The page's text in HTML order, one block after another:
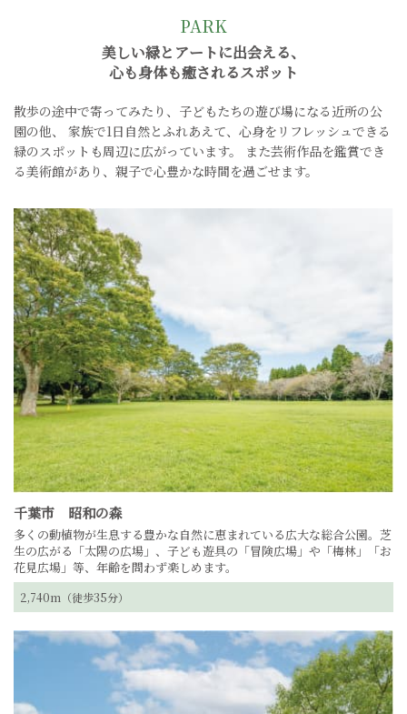
PARK
美しい緑とアートに出会える、
心も身体も癒されるスポット
散歩の途中で寄ってみたり、子どもたちの遊び場になる近所の公
園の他、
家族で1日自然とふれあえて、心身をリフレッシュできる
緑のスポットも周辺に広がっています。
また芸術作品を鑑賞でき
る美術館があり、親子で心豊かな時間を過ごせます。
千葉市 昭和の森
多くの動植物が生息する豊かな自然に恵まれている広大な総合公園。 芝
生の広がる「太陽の広場」、子ども遊具の「冒険広場」や「梅林」「お
花見広場」等、年齢を問わず楽しめます。
2,740m（徒歩35分）